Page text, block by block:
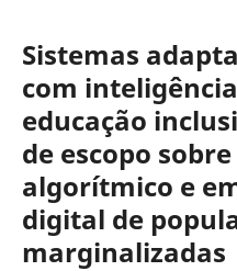
Sistemas
com
educação
de escopo
algorítmico e
digital de
marginalizadas